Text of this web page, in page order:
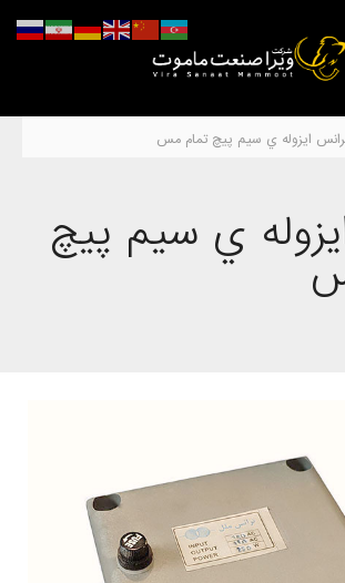
ايزوله ي سيم پيچ تمام مس
ي سيم پيچ